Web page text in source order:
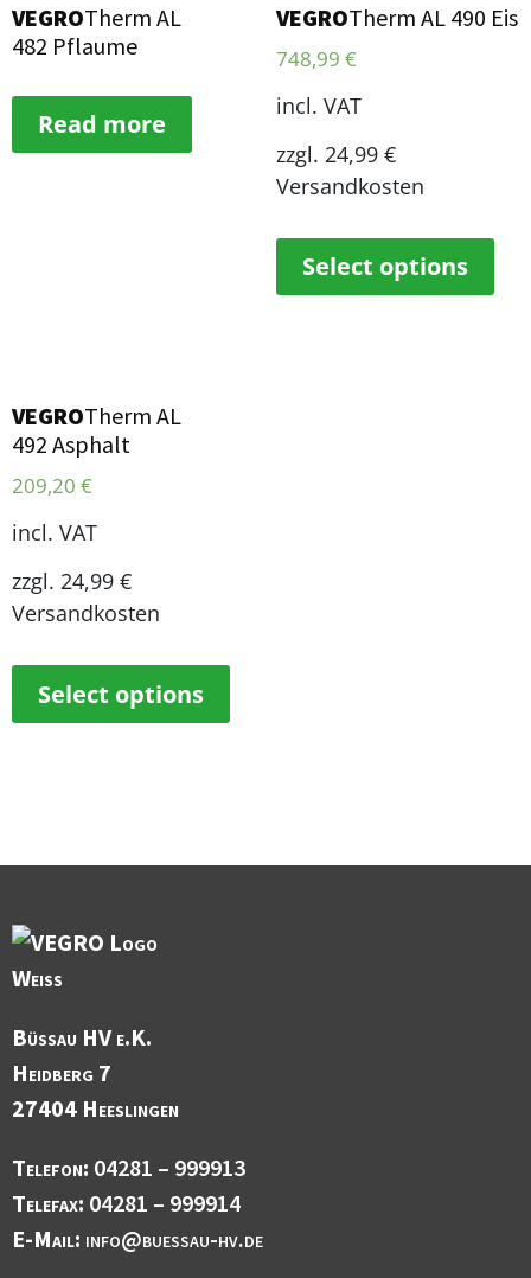
VEGROTherm AL
482 Pflaume
Read more
VEGROTherm AL 490 Eis
748,99 €
incl. VAT
zzgl. 24,99 €
Versandkosten
Select options
VEGROTherm AL
492 Asphalt
209,20 €
incl. VAT
zzgl. 24,99 €
Versandkosten
Select options
Büssau HV e.K.
Heidberg 7
27404 Heeslingen
Telefon: 04281 – 999913
Telefax: 04281 – 999914
E-Mail: info@buessau-hv.de